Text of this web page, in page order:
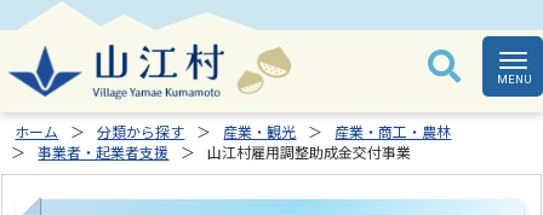
ホーム 分類から探す 産業・観光
産業・商工・農林
事業者・起業者支援
山江村雇用調整助成金交付事業